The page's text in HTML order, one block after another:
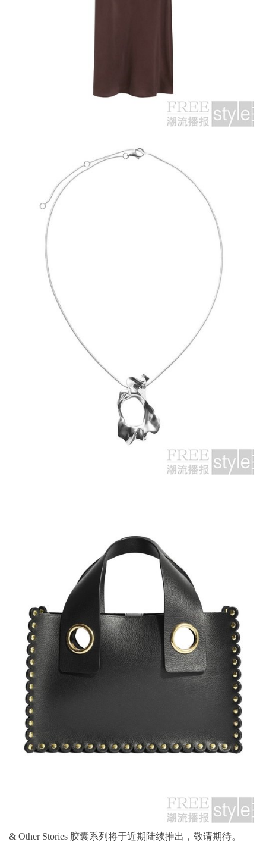
& Other Stories 胶囊系列将于近期陆续推出，敬请期待。